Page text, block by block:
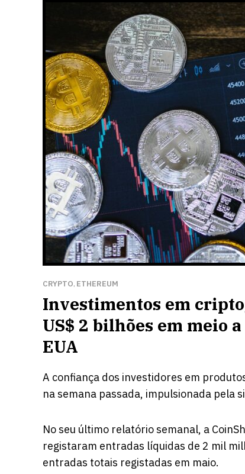
CRYPTO, ETHEREUM
Investimentos em
US$ 2 bilhões em meio
EUA
A confiança dos investidores em
na semana passada, impulsionada pela
No seu último relatório semanal, a
registaram entradas líquidas de 2 mil
entradas totais registadas em maio.